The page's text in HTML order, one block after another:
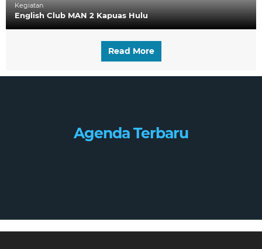
Kegiatan
English Club MAN 2 Kapuas Hulu
Read More
Agenda Terbaru